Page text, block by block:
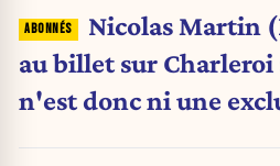
Nicolas Martin
au billet sur Charleroi
n'est donc ni une